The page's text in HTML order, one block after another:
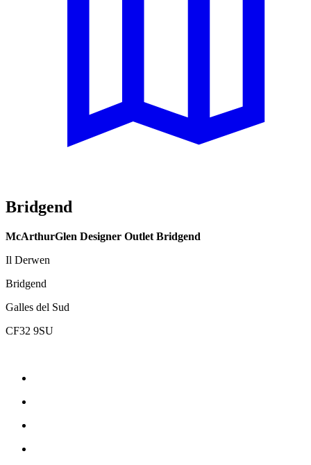
Bridgend
McArthurGlen Designer Outlet Bridgend
Il Derwen
Bridgend
Galles del Sud
CF32 9SU